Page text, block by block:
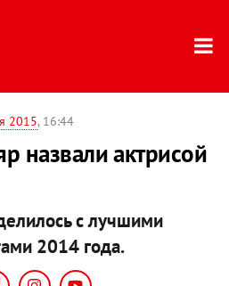
2015, 16:44
назвали актрисой
с лучшими
2014 года.